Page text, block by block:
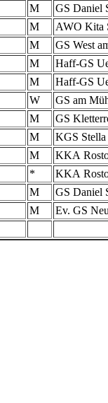
M
GS Daniel
M
AWO Kita
M
GS West
M
Haff-GS
M
Haff-GS
W
GS am
M
GS
M
KGS Stella
M
KKA
*
KKA
M
GS Daniel
M
Ev. GS